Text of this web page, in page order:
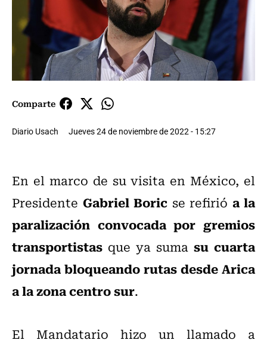
Comparte
Diario Usach Jueves 24 de noviembre de 2022 - 15:27
En el marco de su visita en México, el
Presidente Gabriel Boric se refirió a la
paralización convocada por gremios
transportistas que ya suma su cuarta
jornada bloqueando rutas desde Arica
a la zona centro sur.
El Mandatario hizo un llamado a